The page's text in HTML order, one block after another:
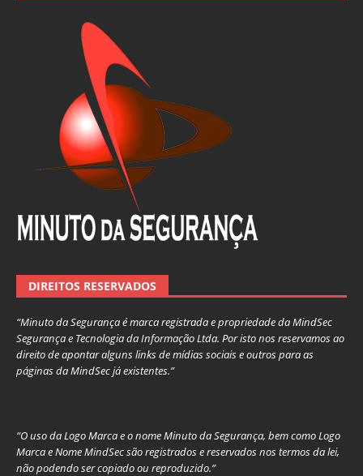
DIREITOS RESERVADOS
“Minuto da Segurança é marca registrada e propriedade da MindSec
Segurança e Tecnologia da Informação Ltda. Por isto nos reservamos ao
direito de apontar alguns links de mídias sociais e outros para as
páginas da MindSec já existentes.”
“O uso da Logo Marca e o nome Minuto da Segurança, bem como Logo
Marca e Nome MindSec são registrados e reservados nos termos da lei,
não podendo ser copiado ou reproduzido.”